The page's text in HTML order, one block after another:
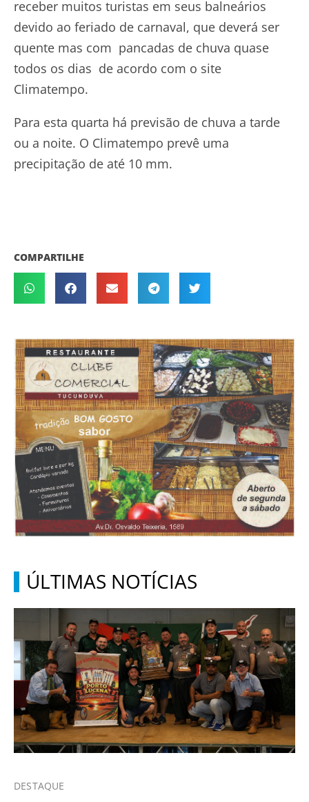
receber muitos turistas em seus balneários
devido ao feriado de carnaval, que deverá ser
quente mas com pancadas de chuva quase
todos os dias de acordo com o site
Climatempo.
Para esta quarta há previsão de chuva a tarde
ou a noite. O Climatempo prevê uma
precipitação de até 10 mm.
COMPARTILHE
ÚLTIMAS NOTÍCIAS
DESTAQUE